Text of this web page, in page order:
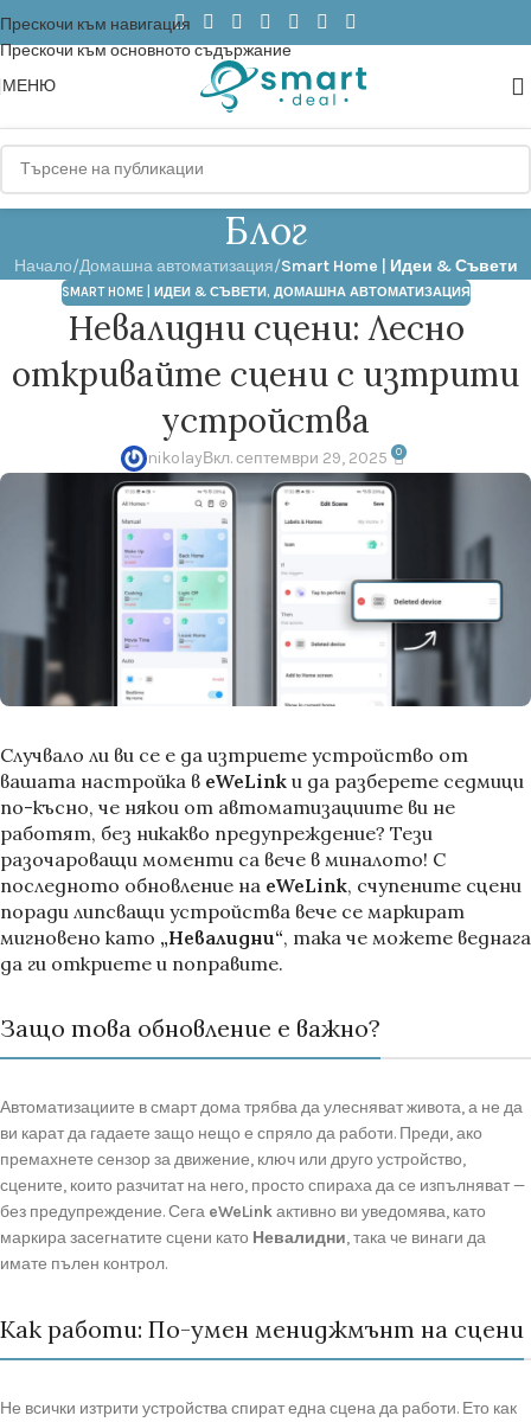
Прескочи към навигация
Прескочи към основното съдържание
МЕНЮ
Блог
Начало/Домашна автоматизация/Smart Home | Идеи & Съвети
SMART HOME | ИДЕИ & СЪВЕТИ, ДОМАШНА АВТОМАТИЗАЦИЯ
Невалидни сцени: Лесно
откривайте сцени с изтрити
устройства
nikolayВкл. септември 29, 2025 0
Случвало ли ви се е да изтриете устройство от
вашата настройка в eWeLink и да разберете седмици
по-късно, че някои от автоматизациите ви не
работят, без никакво предупреждение? Тези
разочароващи моменти са вече в миналото! С
последното обновление на eWeLink, счупените сцени
поради липсващи устройства вече се маркират
мигновено като „Невалидни“, така че можете веднага
да ги откриете и поправите.
Защо това обновление е важно?
Автоматизациите в смарт дома трябва да улесняват живота, а не да
ви карат да гадаете защо нещо е спряло да работи. Преди, ако
премахнете сензор за движение, ключ или друго устройство,
сцените, които разчитат на него, просто спираха да се изпълняват —
без предупреждение. Сега eWeLinkактивно ви уведомява, като
маркира засегнатите сцени като Невалидни, така че винаги да
имате пълен контрол.
Как работи: По-умен мениджмънт на сцени
Не всички изтрити устройства спират една сцена да работи. Ето как